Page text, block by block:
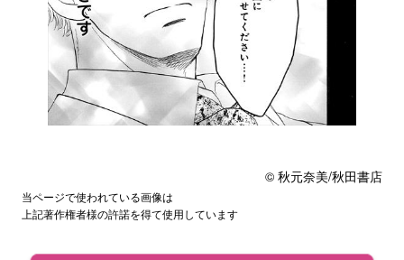
© 秋元奈美/秋田書店
当ページで使われている画像は
上記著作権者様の許諾を得て使用しています